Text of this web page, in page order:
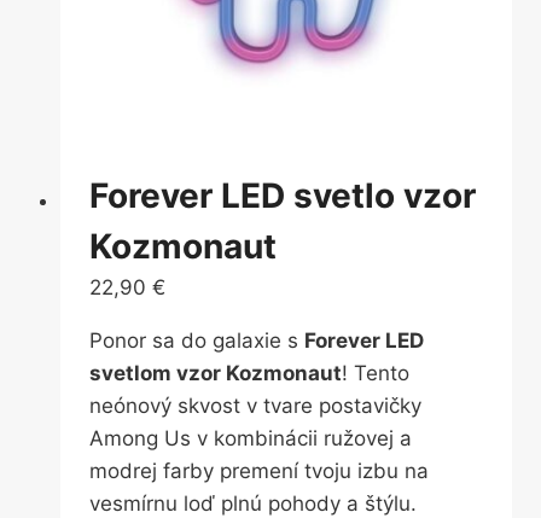
Forever LED svetlo vzor
Kozmonaut
22,90 €
Ponor sa do galaxie s Forever LED
svetlom vzor Kozmonaut! Tento
neónový skvost v tvare postavičky
Among Us v kombinácii ružovej a
modrej farby premení tvoju izbu na
vesmírnu loď plnú pohody a štýlu.